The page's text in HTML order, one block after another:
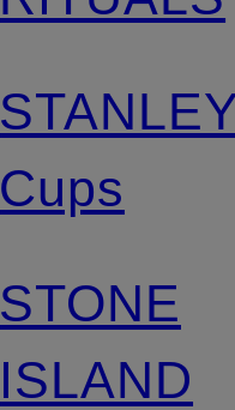
Cups
STONE
ISLAND